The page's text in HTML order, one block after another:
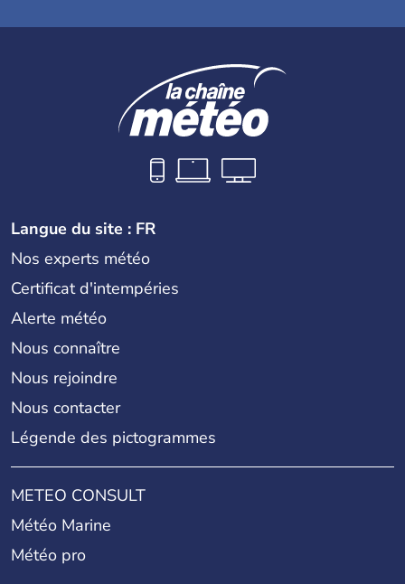
Langue du site : FR
Nos experts météo
Certificat d'intempéries
Alerte météo
Nous connaître
Nous rejoindre
Nous contacter
Légende des pictogrammes
METEO CONSULT
Météo Marine
Météo pro